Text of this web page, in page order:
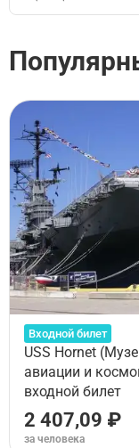
Входной билет
USS Hornet
авиации и
входной билет
2 407,09 ₽
за человека